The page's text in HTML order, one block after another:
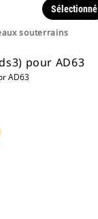
souterrains
Sélectionné
pour AD63
AD63